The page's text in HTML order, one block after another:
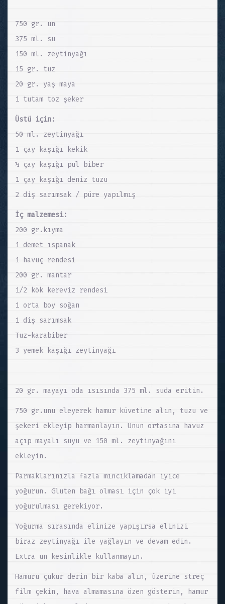
750 gr. un
375 ml. su
150 ml. zeytinyağı
15 gr. tuz
20 gr. yaş maya
1 tutam toz şeker
Üstü için:
50 ml. zeytinyağı
1 çay kaşığı kekik
½ çay kaşığı pul biber
1 çay kaşığı deniz tuzu
2 diş sarımsak / püre yapılmış
İç malzemesi:
200 gr.kıyma
1 demet ıspanak
1 havuç rendesi
200 gr. mantar
1/2 kök kereviz rendesi
1 orta boy soğan
1 diş sarımsak
Tuz-karabiber
3 yemek kaşığı zeytinyağı
20 gr. mayayı oda ısısında 375 ml. suda eritin.
750 gr.unu eleyerek hamur küvetine alın, tuzu ve
şekeri ekleyip harmanlayın. Unun ortasına havuz
açıp mayalı suyu ve 150 ml. zeytinyağını
ekleyin.
Parmaklarınızla fazla mıncıklamadan iyice
yoğurun. Gluten bağı olması için çok iyi
yoğurulması gerekiyor.
Yoğurma sırasında elinize yapışırsa elinizi
biraz zeytinyağı ile yağlayın ve devam edin.
Extra un kesinlikle kullanmayın.
Hamuru çukur derin bir kaba alın, üzerine streç
film çekin, hava almamasına özen gösterin, hamur